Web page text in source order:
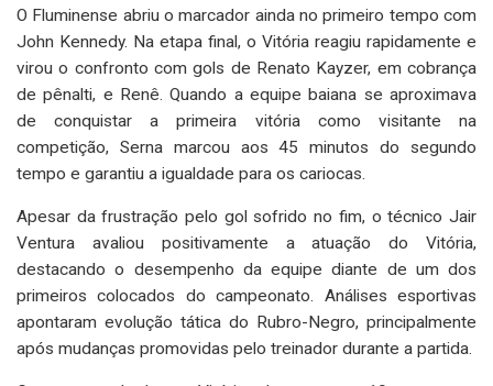
O Fluminense abriu o marcador ainda no primeiro tempo com
John Kennedy. Na etapa final, o Vitória reagiu rapidamente e
virou o confronto com gols de Renato Kayzer, em cobrança
de pênalti, e Renê. Quando a equipe baiana se aproximava
de conquistar a primeira vitória como visitante na
competição, Serna marcou aos 45 minutos do segundo
tempo e garantiu a igualdade para os cariocas.
Apesar da frustração pelo gol sofrido no fim, o técnico Jair
Ventura avaliou positivamente a atuação do Vitória,
destacando o desempenho da equipe diante de um dos
primeiros colocados do campeonato. Análises esportivas
apontaram evolução tática do Rubro-Negro, principalmente
após mudanças promovidas pelo treinador durante a partida.